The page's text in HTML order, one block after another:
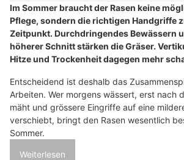
Im Sommer braucht der Rasen keine
Pflege, sondern die richtigen Handgriffe
Zeitpunkt. Durchdringendes Bewässern
höherer Schnitt stärken die Gräser.
Hitze und Trockenheit dagegen mehr
Entscheidend ist deshalb das
Arbeiten. Wer morgens wässert, erst nach
mäht und grössere Eingriffe auf eine
verschiebt, bringt den Rasen wesentlich
Sommer.
Weiterlesen